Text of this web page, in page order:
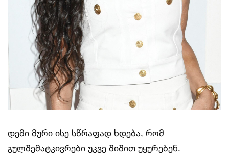
დემი მური ისე სწრაფად ხდება, რომ
გულშემატკივრები უკვე შიშით უყურებენ.